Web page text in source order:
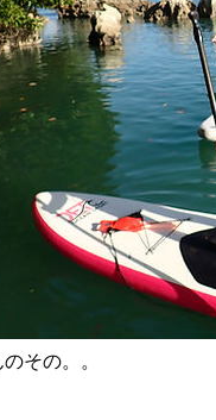
その。。